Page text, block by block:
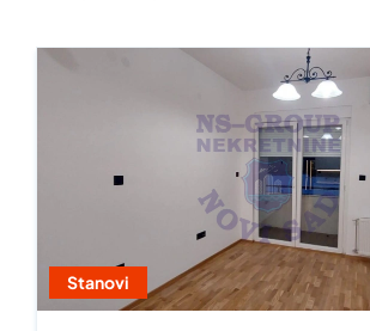
Stanovi